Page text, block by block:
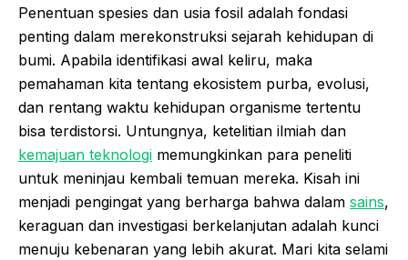
Penentuan spesies dan usia fosil adalah fondasi
penting dalam merekonstruksi sejarah kehidupan di
bumi. Apabila identifikasi awal keliru, maka
pemahaman kita tentang ekosistem purba, evolusi,
dan rentang waktu kehidupan organisme tertentu
bisa terdistorsi. Untungnya, ketelitian ilmiah dan
kemajuan teknologi memungkinkan para peneliti
untuk meninjau kembali temuan mereka. Kisah ini
menjadi pengingat yang berharga bahwa dalam sains,
keraguan dan investigasi berkelanjutan adalah kunci
menuju kebenaran yang lebih akurat. Mari kita selami